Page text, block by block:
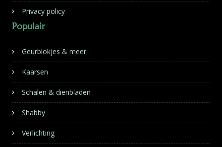
Privacy policy
Populair
Geurblokjes & meer
Kaarsen
Schalen & dienbladen
Shabby
Verlichting